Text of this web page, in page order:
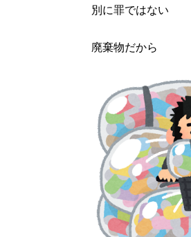
別に罪ではない
廃棄物だから